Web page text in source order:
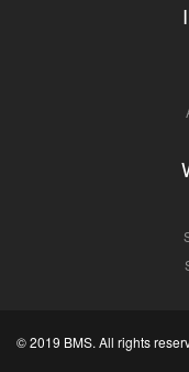
© 2019 BMS. All rights